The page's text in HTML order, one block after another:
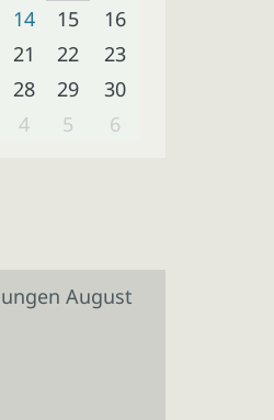
14 15
16
21 22
23
28 29
30
4 5 6
August